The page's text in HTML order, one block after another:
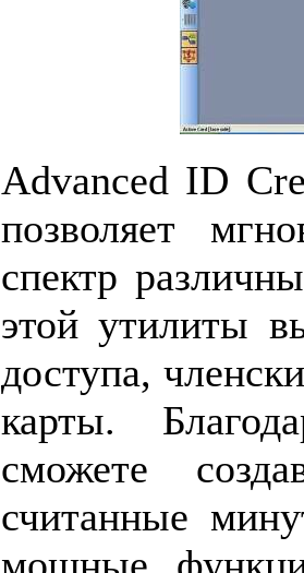
Advanced ID
позволяет
спектр
этой утилиты
доступа,
карты.
сможете
считанные